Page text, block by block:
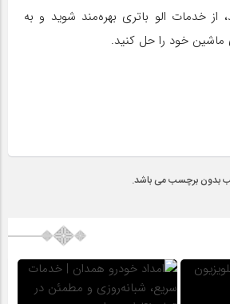
از خدمات الو باتری بهره‌مند شوید و به
خود را حل کنید.
بدون برچسب می باشد.